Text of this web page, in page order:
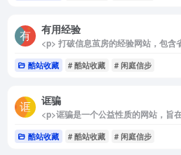
有用经验
酷站收藏 # 酷站收藏 # 闲庭信步
诓骗
酷站收藏 # 酷站收藏 # 闲庭信步